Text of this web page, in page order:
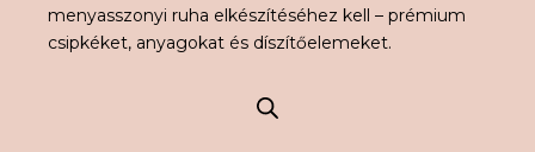
menyasszonyi ruha elkészítéséhez kell – prémium
csipkéket, anyagokat és díszítőelemeket.